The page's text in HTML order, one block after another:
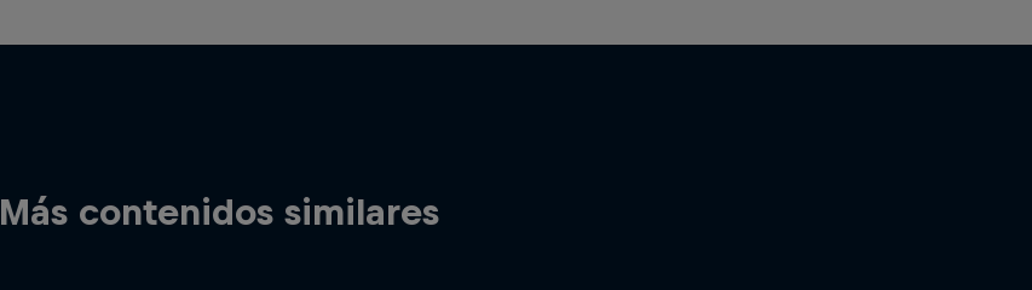
Más contenidos similares